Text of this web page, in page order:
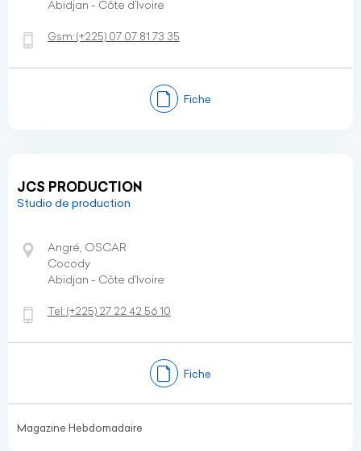
Abidjan - Côte d’Ivoire
Gsm:(+225) 07 07 81 73 35
Fiche
JCS PRODUCTION
Studio de production
Angré, OSCAR
Cocody
Abidjan - Côte d’Ivoire
Tel:(+225) 27 22 42 56 10
Fiche
Magazine Hebdomadaire